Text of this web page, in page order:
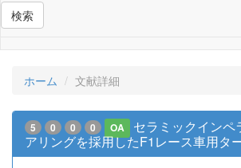
検索
ホーム 文献詳細
5 0 0 0 OA
セラミックインペ
アリングを採用したF1レース車用タ